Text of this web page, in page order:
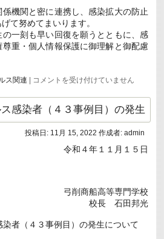
学
基
金
奨
学
に
い
て
は
機関と密に連携し、感染拡大の防止
て努めてまいります。
一刻も早い回復を願うとともに、感
重・個人情報保護に御理解と御配慮
ス関連
新
コ
ロ
ナ
イ
目）
コメントを受け付けていません
感染者（４３事例目）の発生
投稿日: 11月 15, 2022 作成者: admin
令和４年１１月１５日
弓削商船高等専門学校
校長 石田邦光
者（４３事例目）の発生について